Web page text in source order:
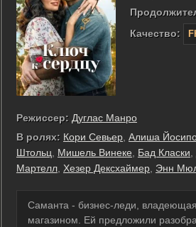
Качество:
Режиссер: Дуглас Манро
В ролях: Кори Севьер Алиша
Штольц
Мишель Винеке Бад Класки
Мартелл Хезер Дексхаймер Энн
Саманта - бизнес-леди,
магазином. Ей предложили